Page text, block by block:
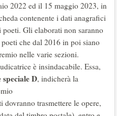
2022 ed il 15 maggio 2023, in
contenente i dati anagrafici
Gli elaborati non saranno
che dal 2016 in poi siano
nelle varie sezioni.
è insindacabile. Essa,
speciale D, indicherà la
trasmettere le opere,